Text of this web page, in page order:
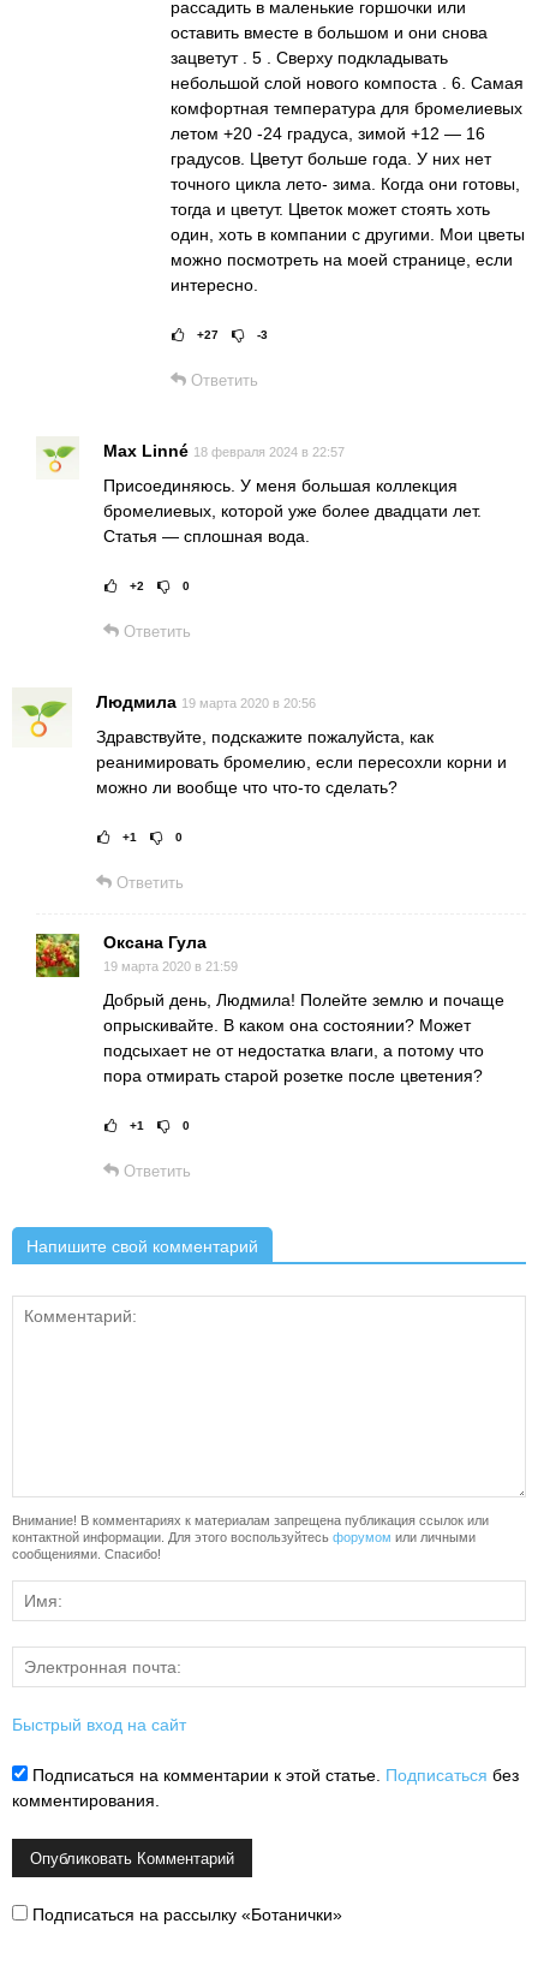
рассадить в маленькие горшочки или
оставить вместе в большом и они снова
зацветут . 5 . Сверху подкладывать
небольшой слой нового компоста . 6. Самая
комфортная температура для бромелиевых
летом +20 -24 градуса, зимой +12 — 16
градусов. Цветут больше года. У них нет
точного цикла лето- зима. Когда они готовы,
тогда и цветут. Цветок может стоять хоть
один, хоть в компании с другими. Мои цветы
можно посмотреть на моей странице, если
интересно.
Рейтинг статьи:
+27 -3
Ответить
Max Linné 18 февраля 2024 в 22:57
Присоединяюсь. У меня большая коллекция
бромелиевых, которой уже более двадцати лет.
Статья — сплошная вода.
Рейтинг статьи:
+2 0
Ответить
Людмила 19 марта 2020 в 20:56
Здравствуйте, подскажите пожалуйста, как
реанимировать бромелию, если пересохли корни и
можно ли вообще что что-то сделать?
Рейтинг статьи:
+1 0
Ответить
Оксана Гула
19 марта 2020 в 21:59
Добрый день, Людмила! Полейте землю и почаще
опрыскивайте. В каком она состоянии? Может
подсыхает не от недостатка влаги, а потому что
пора отмирать старой розетке после цветения?
Рейтинг статьи:
+1 0
Ответить
Напишите свой комментарий
Внимание! В комментариях к материалам запрещена публикация ссылок или
контактной информации. Для этого воспользуйтесь форумом или личными
сообщениями. Спасибо!
Быстрый вход на сайт
Подписаться на комментарии к этой статье. Подписаться без
комментирования.
Подписаться на рассылку «Ботанички»